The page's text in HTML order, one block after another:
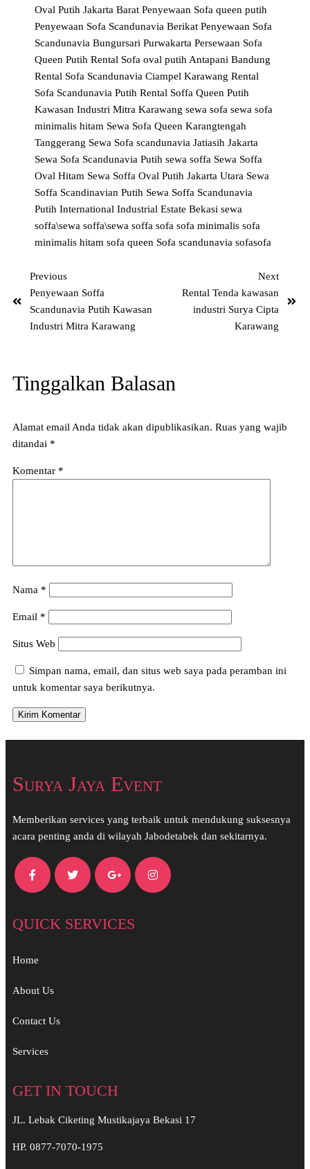
Oval Putih Jakarta BaratPenyewaan Sofa queen putih
Penyewaan Sofa Scandunavia BerikatPenyewaan Sofa
Scandunavia Bungursari PurwakartaPersewaan Sofa
Queen PutihRental Sofa oval putih Antapani Bandung
Rental Sofa Scandunavia Ciampel KarawangRental
Sofa Scandunavia PutihRental Soffa Queen Putih
Kawasan Industri Mitra Karawangsewa sofasewa sofa
minimalis hitam Sewa Sofa Queen Karangtengah
Tanggerang Sewa Sofa scandunavia Jatiasih Jakarta
Sewa Sofa Scandunavia Putihsewa soffa Sewa Soffa
Oval Hitam Sewa Soffa Oval Putih Jakarta Utara Sewa
Soffa Scandinavian Putih Sewa Soffa Scandunavia
Putih International Industrial Estate Bekasisewa
soffa\sewa soffa\sewa soffasofasofa minimalissofa
minimalis hitamsofa queen Sofa scandunaviasofasofa
Previous
Penyewaan Soffa
Scandunavia Putih Kawasan
Industri Mitra Karawang
Next
Rental Tenda kawasan
industri Surya Cipta
Karawang
Tinggalkan Balasan
Alamat email Anda tidak akan dipublikasikan. Ruas yang wajib
ditandai *
Komentar *
Nama *
Email *
Situs Web
Simpan nama, email, dan situs web saya pada peramban ini
untuk komentar saya berikutnya.
Surya Jaya Event
Memberikan services yang terbaik untuk mendukung suksesnya
acara penting anda di wilayah Jabodetabek dan sekitarnya.
QUICK SERVICES
Home
About Us
Contact Us
Services
GET IN TOUCH
JL. Lebak Ciketing Mustikajaya Bekasi 17
HP. 0877-7070-1975